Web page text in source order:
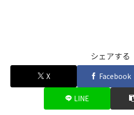
シェアする
X Facebook
LINE